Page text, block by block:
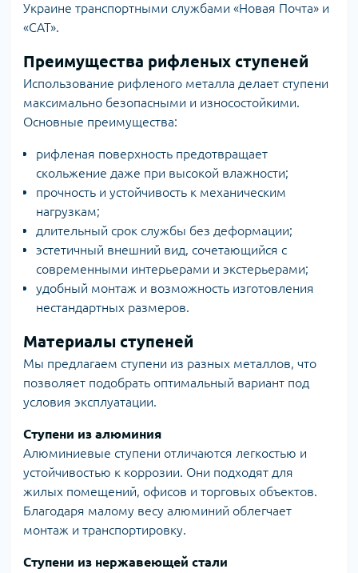
Украине транспортными службами «Новая Почта» и
«САТ».
Преимущества рифленых ступеней
Использование рифленого металла делает ступени
максимально безопасными и износостойкими.
Основные преимущества:
рифленая поверхность предотвращает
скольжение даже при высокой влажности;
прочность и устойчивость к механическим
нагрузкам;
длительный срок службы без деформации;
эстетичный внешний вид, сочетающийся с
современными интерьерами и экстерьерами;
удобный монтаж и возможность изготовления
нестандартных размеров.
Материалы ступеней
Мы предлагаем ступени из разных металлов, что
позволяет подобрать оптимальный вариант под
условия эксплуатации.
Ступени из алюминия
Алюминиевые ступени отличаются легкостью и
устойчивостью к коррозии. Они подходят для
жилых помещений, офисов и торговых объектов.
Благодаря малому весу алюминий облегчает
монтаж и транспортировку.
Ступени из нержавеющей стали